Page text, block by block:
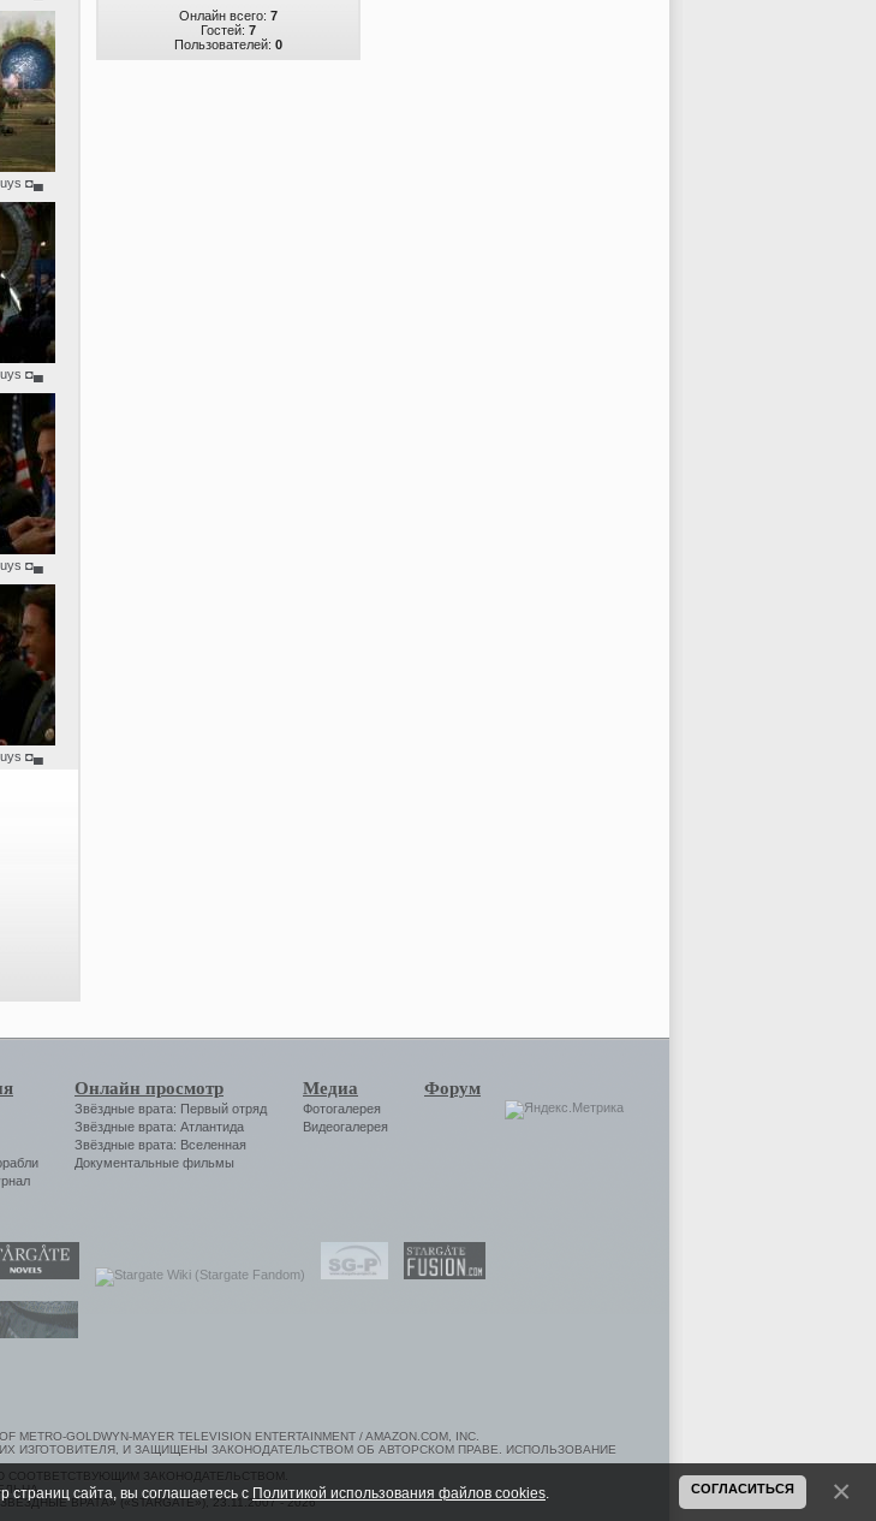
◘▄
◘▄
◘▄
◘▄
Онлайн всего: 7
Гостей: 7
Пользователей: 0
Онлайн просмотр
Звёздные врата: Первый отряд
Звёздные врата: Атлантида
Звёздные врата: Вселенная
Документальные фильмы
Медиа
Фотогалерея
Видеогалерея
Форум
METRO-GOLDWYN-MAYER TELEVISION ENTERTAINMENT / AMAZON.COM, INC.
ИЗГОТОВИТЕЛЯ, И ЗАЩИЩЕНЫ ЗАКОНОДАТЕЛЬСТВОМ ОБ АВТОРСКОМ ПРАВЕ. ИСПОЛЬЗОВАНИЕ
СООТВЕТСТВУЮЩИМ ЗАКОНОДАТЕЛЬСТВОМ.
ВРАТА» («STARGATE»), 23.11.2007 - 2026
сайта, вы соглашаетесь с Политикой использования файлов cookies СОГЛАСИТЬСЯ